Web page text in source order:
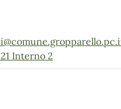
Interno 2